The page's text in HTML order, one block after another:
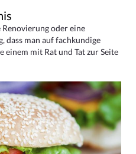
oder eine
dass man auf fachkundige
mit Rat und Tat zur Seite